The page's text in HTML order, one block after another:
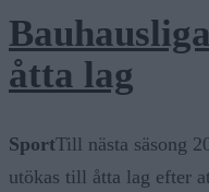
åtta lag
SportTill nästa säsong
utökas till åtta lag efter